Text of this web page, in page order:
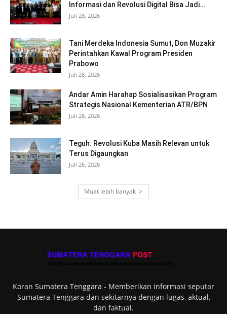
Informasi dan Revolusi Digital Bisa Jadi...
Juli 28, 2026
Tani Merdeka Indonesia Sumut, Don Muzakir
Perintahkan Kawal Program Presiden
Prabowo
Juli 28, 2026
Andar Amin Harahap Sosialisasikan Program
Strategis Nasional Kementerian ATR/BPN
Juli 28, 2026
Teguh: Revolusi Kuba Masih Relevan untuk
Terus Digaungkan
Juli 26, 2026
Muat lebih banyak
Koran Sumatera Tenggara - Memberikan informasi seputar
Sumatera Tenggara dan sekitarnya dengan lugas, aktual,
dan faktual.